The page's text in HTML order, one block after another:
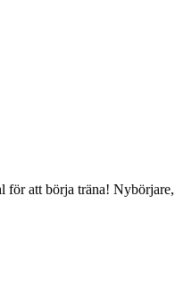
att börja träna!